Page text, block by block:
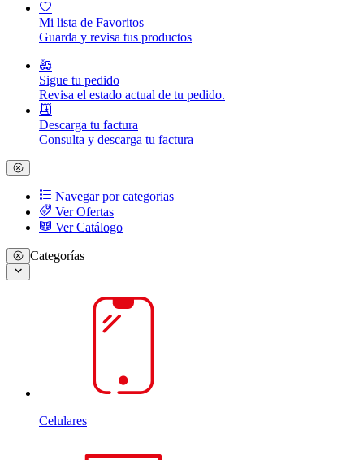
Mi lista de Favoritos
Guarda y revisa tus productos
Sigue tu pedido
Revisa el estado actual de tu pedido.
Descarga tu factura
Consulta y descarga tu factura
Navegar por categorias
Ver Ofertas
Ver Catálogo
Categorías
Celulares